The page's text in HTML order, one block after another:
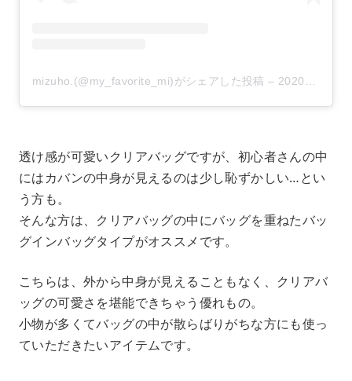
mizuho.(@my_favorite_mi)がシェアした投稿 – 2020年 6月月9日午後1時58分PDT
透け感が可愛いクリアバッグですが、初心者さんの中
にはカバンの中身が見えるのは少し恥ずかしい…とい
う方も。
そんな方は、クリアバッグの中にバッグを重ねたバッ
グインバッグタイプがオススメです。
こちらは、外から中身が見えることもなく、クリアバ
ッグの可愛さを堪能できちゃう優れもの。
小物が多くてバッグの中が散らばりがちな方にも使っ
ていただきたいアイテムです。